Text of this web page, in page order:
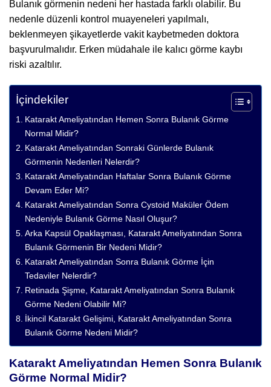
Bulanık görmenin nedeni her hastada farklı olabilir. Bu
nedenle düzenli kontrol muayeneleri yapılmalı,
beklenmeyen şikayetlerde vakit kaybetmeden doktora
başvurulmalıdır. Erken müdahale ile kalıcı görme kaybı
riski azaltılır.
İçindekiler
Katarakt Ameliyatından Hemen Sonra Bulanık Görme
Normal Midir?
Katarakt Ameliyatından Sonraki Günlerde Bulanık
Görmenin Nedenleri Nelerdir?
Katarakt Ameliyatından Haftalar Sonra Bulanık Görme
Devam Eder Mi?
Katarakt Ameliyatından Sonra Cystoid Maküler Ödem
Nedeniyle Bulanık Görme Nasıl Oluşur?
Arka Kapsül Opaklaşması, Katarakt Ameliyatından Sonra
Bulanık Görmenin Bir Nedeni Midir?
Katarakt Ameliyatından Sonra Bulanık Görme İçin
Tedaviler Nelerdir?
Retinada Şişme, Katarakt Ameliyatından Sonra Bulanık
Görme Nedeni Olabilir Mi?
İkincil Katarakt Gelişimi, Katarakt Ameliyatından Sonra
Bulanık Görme Nedeni Midir?
Katarakt Ameliyatından Hemen Sonra Bulanık
Görme Normal Midir?